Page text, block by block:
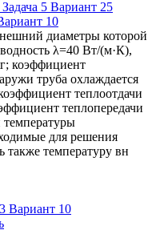
10
диаметры которой
λ=40 Вт/(м·К),
коэффициент
труба охлаждается
теплоотдачи
теплопередачи
температуры
для решения
также температуру вн